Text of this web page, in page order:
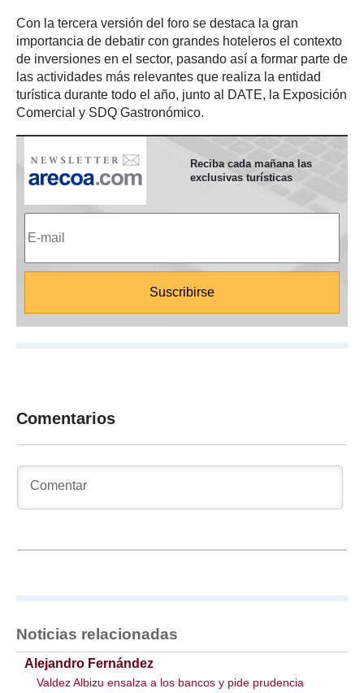
Con la tercera versión del foro se destaca la gran
importancia de debatir con grandes hoteleros el contexto
de inversiones en el sector, pasando así a formar parte de
las actividades más relevantes que realiza la entidad
turística durante todo el año, junto al DATE, la Exposición
Comercial y SDQ Gastronómico.
Reciba cada mañana las
exclusivas turísticas
Comentarios
Noticias relacionadas
Alejandro Fernández
Valdez Albizu ensalza a los bancos y pide prudencia